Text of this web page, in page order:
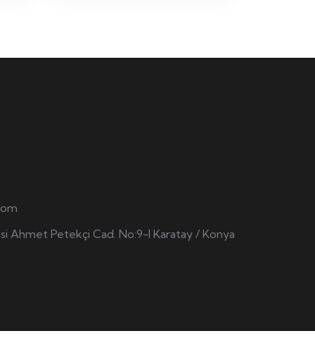
Ahmet Petekçi Cad. No:9-l Karatay / Konya